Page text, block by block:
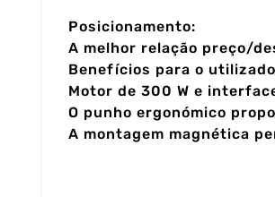
Posicionamento:
A melhor relação preço/
Benefícios para o
Motor de 300 W e
O punho ergonómico
A montagem magnética